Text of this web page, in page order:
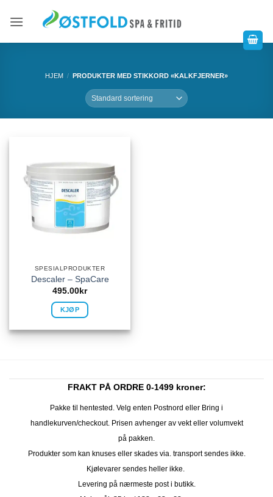
HJEM / PRODUKTER MED STIKKORD «KALKFJERNER»
SPESIALPRODUKTER
Descaler – SpaCare
495.00kr
KJØP
FRAKT PÅ ORDRE 0-1499 kroner:
Pakke til hentested. Velg enten Postnord eller Bring i
handlekurven/checkout. Prisen avhenger av vekt eller volumvekt
på pakken.
Produkter som kan knuses eller skades via. transport sendes ikke.
Kjølevarer sendes heller ikke.
Levering på nærmeste post i butikk.